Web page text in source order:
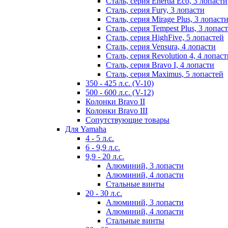
Сталь, серия Fury, 3 лопасти
Сталь, серия Mirage Plus, 3 лопасти
Сталь, серия Tempest Plus, 3
Сталь, серия HighFive, 5 лопастей
Сталь, серия Vensura, 4 лопасти
Сталь, серия Revolution 4, 4
Сталь, серия Bravo I, 4 лопасти
Сталь, серия Maximus, 5 лопастей
350 - 425 л.с. (V-10)
500 - 600 л.с. (V-12)
Колонки Bravo II
Колонки Bravo III
Сопутствующие товары
Для Yamaha
4 - 5 л.с.
6 - 9,9 л.с.
9,9 - 20 л.с.
Алюминий, 3 лопасти
Алюминий, 4 лопасти
Стальные винты
20 - 30 л.с.
Алюминий, 3 лопасти
Алюминий, 4 лопасти
Стальные винты